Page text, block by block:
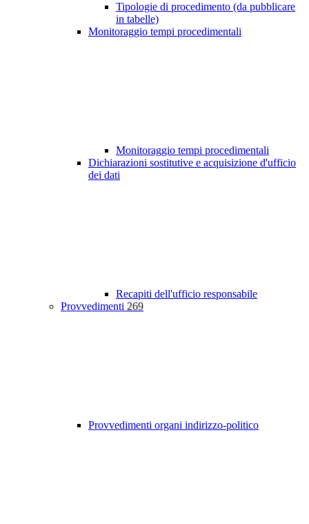
Tipologie di procedimento (da pubblicare
in tabelle)
Monitoraggio tempi procedimentali
Monitoraggio tempi procedimentali
Dichiarazioni sostitutive e acquisizione d'ufficio
dei dati
Recapiti dell'ufficio responsabile
Provvedimenti 269
Provvedimenti organi indirizzo-politico